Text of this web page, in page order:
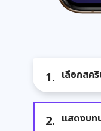
เลือกสค
แสดงบท